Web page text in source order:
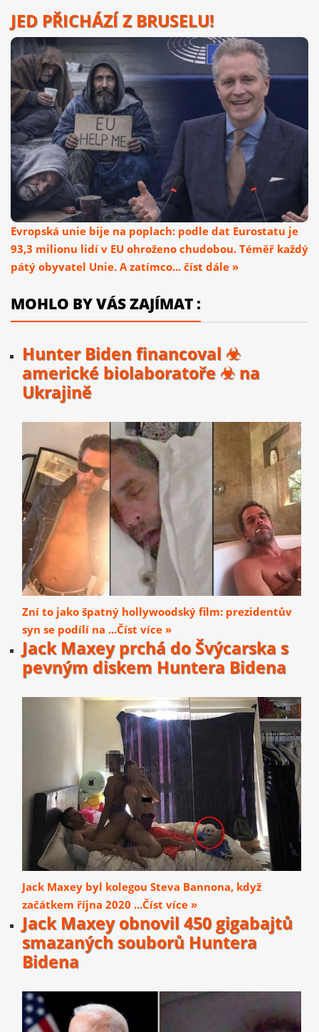
JED PŘICHÁZÍ Z BRUSELU!
Evropská unie bije na poplach: podle dat Eurostatu je
93,3 milionu lidí v EU ohroženo chudobou. Téměř každý
pátý obyvatel Unie. A zatímco... číst dále »
MOHLO BY VÁS ZAJÍMAT :
Hunter Biden financoval ☣
americké biolaboratoře ☣ na
Ukrajině
Zní to jako špatný hollywoodský film: prezidentův
syn se podílí na ...Číst více »
Jack Maxey prchá do Švýcarska s
pevným diskem Huntera Bidena
Jack Maxey byl kolegou Steva Bannona, když
začátkem října 2020 ...Číst více »
Jack Maxey obnovil 450 gigabajtů
smazaných souborů Huntera
Bidena